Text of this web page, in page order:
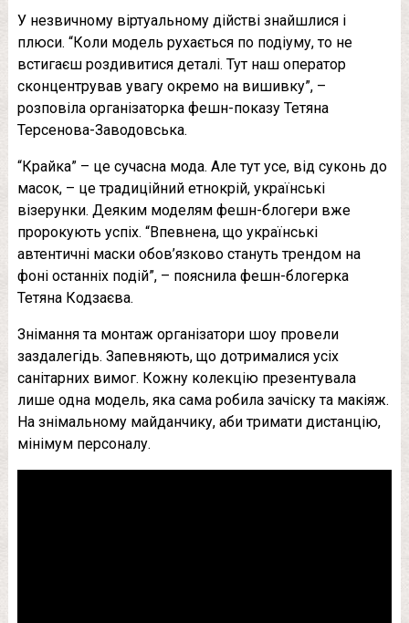
У незвичному віртуальному дійстві знайшлися і
плюси. “Коли модель рухається по подіуму, то не
встигаєш роздивитися деталі. Тут наш оператор
сконцентрував увагу окремо на вишивку”, –
розповіла організаторка фешн-показу Тетяна
Терсенова-Заводовська.
“Крайка” – це сучасна мода. Але тут усе, від суконь до
масок, – це традиційний етнокрій, українські
візерунки. Деяким моделям фешн-блогери вже
пророкують успіх. “Впевнена, що українські
автентичні маски обов’язково стануть трендом на
фоні останніх подій”, – пояснила фешн-блогерка
Тетяна Кодзаєва.
Знімання та монтаж організатори шоу провели
заздалегідь. Запевняють, що дотрималися усіх
санітарних вимог. Кожну колекцію презентувала
лише одна модель, яка сама робила зачіску та макіяж.
На знімальному майданчику, аби тримати дистанцію,
мінімум персоналу.